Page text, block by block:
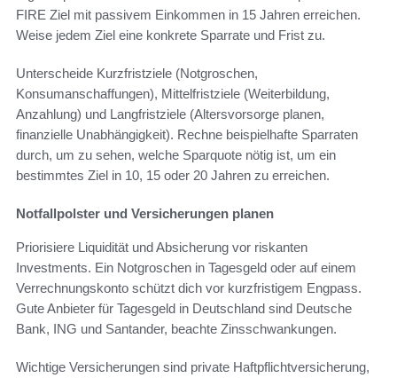
FIRE Ziel mit passivem Einkommen in 15 Jahren erreichen.
Weise jedem Ziel eine konkrete Sparrate und Frist zu.
Unterscheide Kurzfristziele (Notgroschen,
Konsumanschaffungen), Mittelfristziele (Weiterbildung,
Anzahlung) und Langfristziele (Altersvorsorge planen,
finanzielle Unabhängigkeit). Rechne beispielhafte Sparraten
durch, um zu sehen, welche Sparquote nötig ist, um ein
bestimmtes Ziel in 10, 15 oder 20 Jahren zu erreichen.
Notfallpolster und Versicherungen planen
Priorisiere Liquidität und Absicherung vor riskanten
Investments. Ein Notgroschen in Tagesgeld oder auf einem
Verrechnungskonto schützt dich vor kurzfristigem Engpass.
Gute Anbieter für Tagesgeld in Deutschland sind Deutsche
Bank, ING und Santander, beachte Zinsschwankungen.
Wichtige Versicherungen sind private Haftpflichtversicherung,